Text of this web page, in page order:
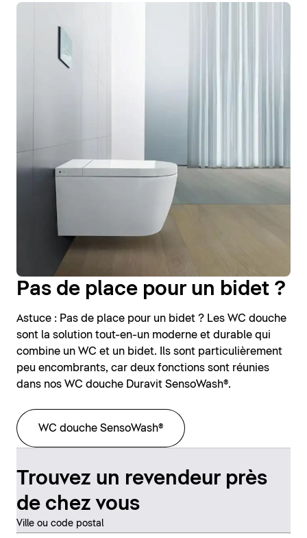
Pas de place pour un bidet ?
Astuce : Pas de place pour un bidet ? Les WC douche
sont la solution tout-en-un moderne et durable qui
combine un WC et un bidet. Ils sont particulièrement
peu encombrants, car deux fonctions sont réunies
dans nos WC douche Duravit SensoWash®.
WC douche SensoWash®
Trouvez un revendeur près
de chez vous
Ville ou code postal